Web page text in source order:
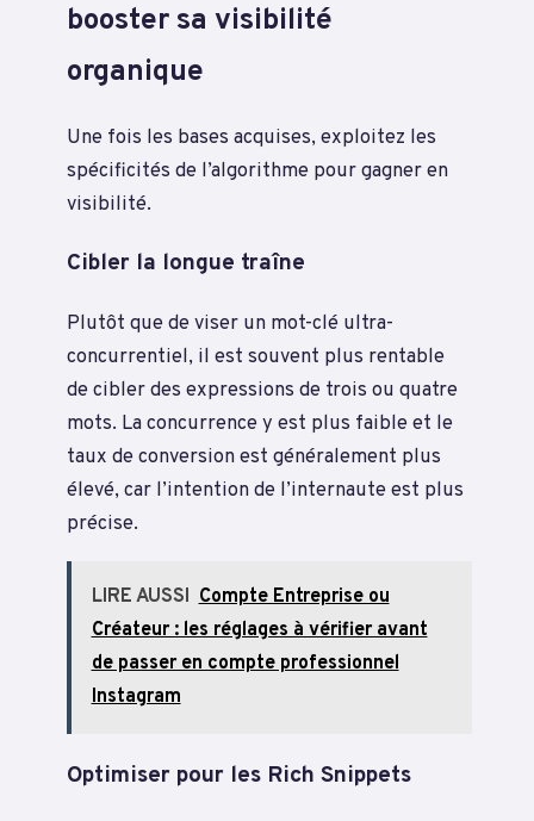
booster sa visibilité
organique
Une fois les bases acquises, exploitez les
spécificités de l’algorithme pour gagner en
visibilité.
Cibler la longue traîne
Plutôt que de viser un mot-clé ultra-
concurrentiel, il est souvent plus rentable
de cibler des expressions de trois ou quatre
mots. La concurrence y est plus faible et le
taux de conversion est généralement plus
élevé, car l’intention de l’internaute est plus
précise.
LIRE AUSSI Compte Entreprise ou
Créateur : les réglages à vérifier avant
de passer en compte professionnel
Instagram
Optimiser pour les Rich Snippets